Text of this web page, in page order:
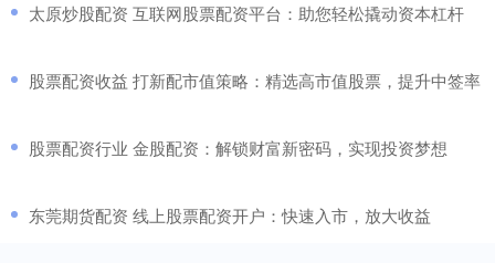
​太原炒股配资 互联网股票配资平台：助您轻松撬动资本杠杆
​股票配资收益 打新配市值策略：精选高市值股票，提升中签率
​股票配资行业 金股配资：解锁财富新密码，实现投资梦想
​东莞期货配资 线上股票配资开户：快速入市，放大收益